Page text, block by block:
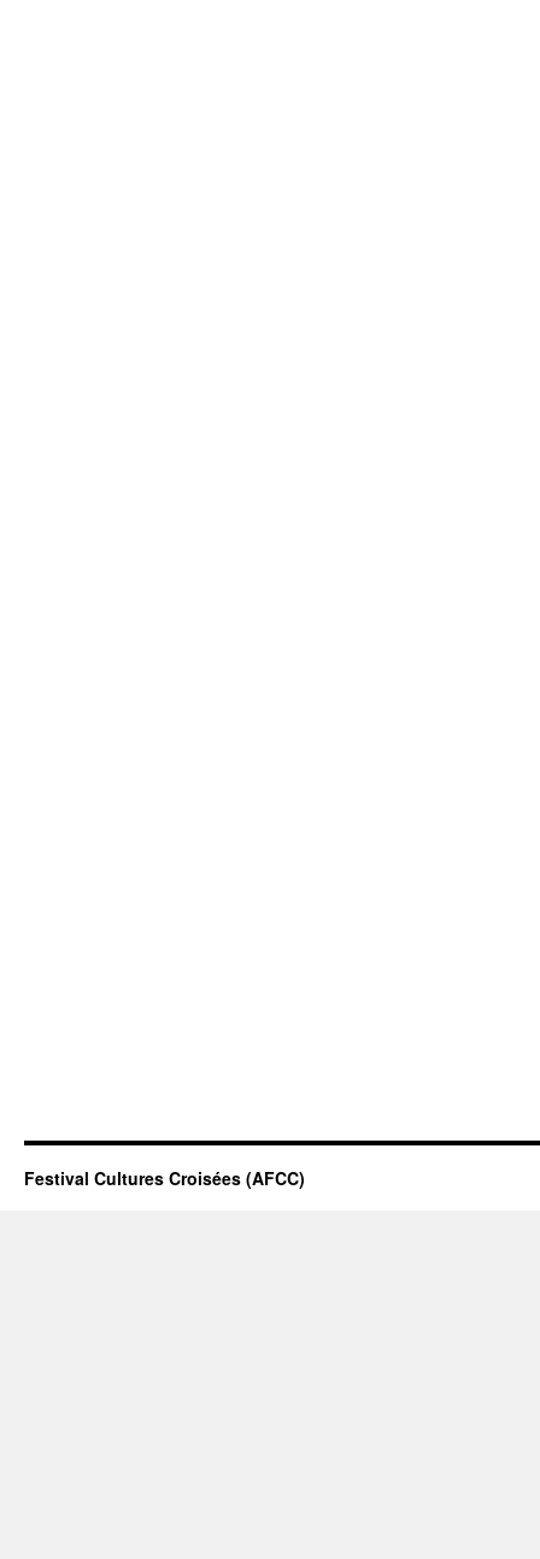
Festival Cultures Croisées (AFCC)